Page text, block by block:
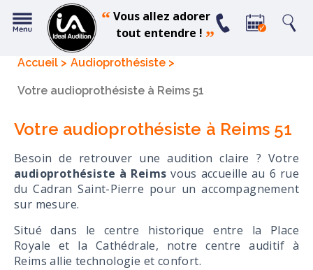
“Vous allez adorer
tout entendre ! ”
Accueil Audioprothésiste
Votre audioprothésiste à Reims 51
Votre audioprothésiste à Reims 51
Besoin de retrouver une audition claire ? Votre
audioprothésiste à Reims vous accueille au 6 rue
du Cadran Saint-Pierre pour un accompagnement
sur mesure.
Situé dans le centre historique entre la Place
Royale et la Cathédrale, notre centre auditif à
Reims allie technologie et confort.